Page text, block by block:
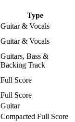
Type
Guitar & Vocals
Guitar & Vocals
Guitars, Bass &
Backing Track
Full Score
Full Score
Guitar
Compacted Full Score